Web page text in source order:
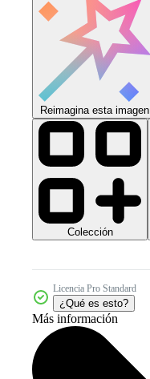
Reimagina esta imagen
Colección
Licencia Pro Standard
¿Qué es esto?
Más información